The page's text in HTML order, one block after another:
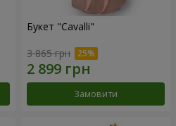
Букет "Cаvalli"
3 865 грн
Замовити